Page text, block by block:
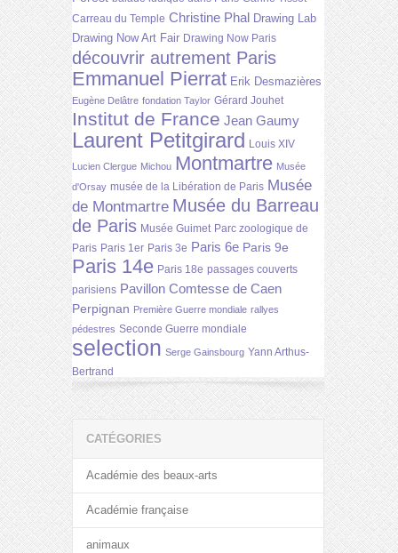
Carreau du Temple Christine Phal Drawing Lab
Drawing Now Art Fair Drawing Now Paris
découvrir autrement Paris
Emmanuel Pierrat Erik Desmazières
Eugène Delâtre fondation Taylor Gérard Jouhet
Institut de France Jean Gaumy
Laurent Petitgirard Louis XIV
Lucien Clergue Michou Montmartre Musée
d'Orsay musée de la Libération de Paris Musée
de Montmartre Musée du Barreau
de Paris Musée Guimet Parc zoologique de
Paris Paris 1er Paris 3e Paris 6e Paris 9e
Paris 14e Paris 18e passages couverts
parisiens Pavillon Comtesse de Caen
Perpignan Première Guerre mondiale rallyes
pédestres Seconde Guerre mondiale
selection Serge Gainsbourg Yann Arthus-
Bertrand
CATÉGORIES
Académie des beaux-arts
Académie française
animaux